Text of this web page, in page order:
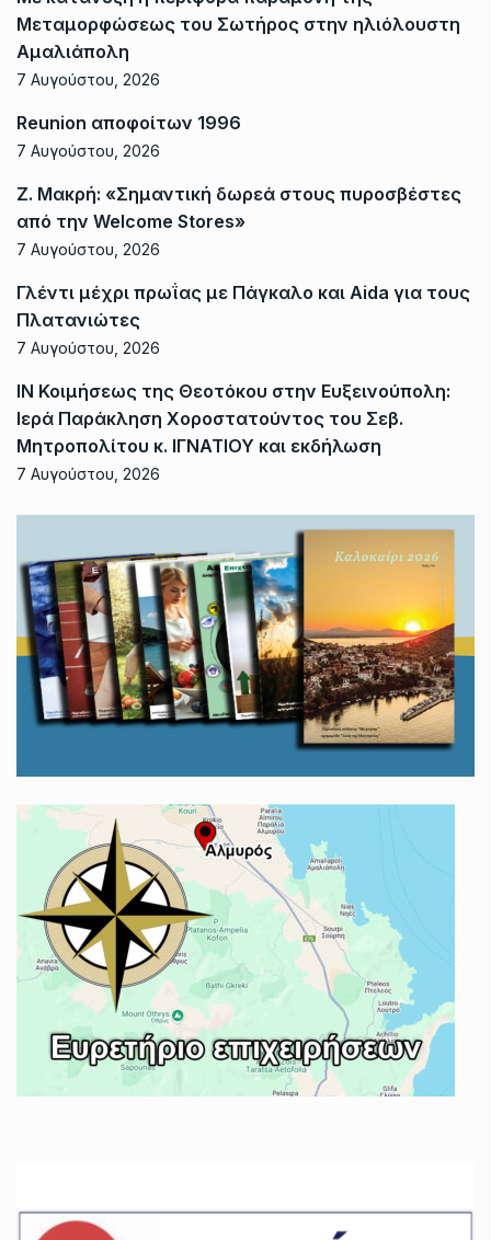
Μεταμορφώσεως του Σωτήρος στην ηλιόλουστη
Αμαλιάπολη
7 Αυγούστου, 2026
Reunion αποφοίτων 1996
7 Αυγούστου, 2026
Ζ. Μακρή: «Σημαντική δωρεά στους πυροσβέστες
από την Welcome Stores»
7 Αυγούστου, 2026
Γλέντι μέχρι πρωΐας με Πάγκαλο και Aida για τους
Πλατανιώτες
7 Αυγούστου, 2026
ΙΝ Κοιμήσεως της Θεοτόκου στην Ευξεινούπολη:
Ιερά Παράκληση Χοροστατούντος του Σεβ.
Μητροπολίτου κ. ΙΓΝΑΤΙΟΥ και εκδήλωση
7 Αυγούστου, 2026